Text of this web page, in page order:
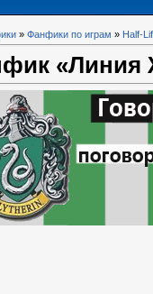
» Фанфики по играм » Half-
«Линия